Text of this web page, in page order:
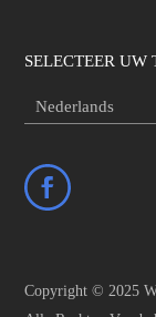
SELECTEER UW
Copyright © 2025